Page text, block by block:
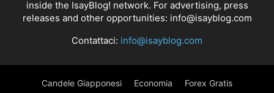
inside the IsayBlog! network. For advertising, press
releases and other opportunities: info@isayblog.com
Contattaci: info@isayblog.com
Candele Giapponesi Economia Forex Gratis